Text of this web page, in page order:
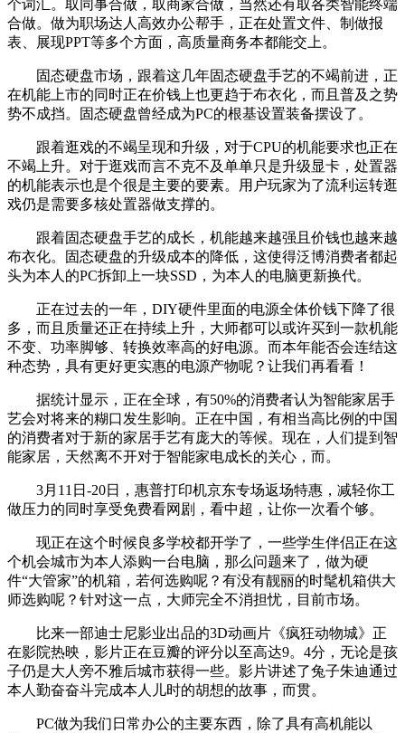
个词汇。取同事合做，取商家合做，当然还有取各类智能终端
合做。做为职场达人高效办公帮手，正在处置文件、制做报
表、展现PPT等多个方面，高质量商务本都能交上。
固态硬盘市场，跟着这几年固态硬盘手艺的不竭前进，正
在机能上市的同时正在价钱上也更趋于布衣化，而且普及之势
势不成挡。固态硬盘曾经成为PC的根基设置装备摆设了。
跟着逛戏的不竭呈现和升级，对于CPU的机能要求也正在
不竭上升。对于逛戏而言不克不及单单只是升级显卡，处置器
的机能表示也是个很是主要的要素。用户玩家为了流利运转逛
戏仍是需要多核处置器做支撑的。
跟着固态硬盘手艺的成长，机能越来越强且价钱也越来越
布衣化。固态硬盘的升级成本的降低，这使得泛博消费者都起
头为本人的PC拆卸上一块SSD，为本人的电脑更新换代。
正在过去的一年，DIY硬件里面的电源全体价钱下降了很
多，而且质量还正在持续上升，大师都可以或许买到一款机能
不变、功率脚够、转换效率高的好电源。而本年能否会连结这
种态势，具有更好更实惠的电源产物呢？让我们再看看！
据统计显示，正在全球，有50%的消费者认为智能家居手
艺会对将来的糊口发生影响。正在中国，有相当高比例的中国
的消费者对于新的家居手艺有庞大的等候。现在，人们提到智
能家居，天然离不开对于智能家电成长的关心，而。
3月11日-20日，惠普打印机京东专场返场特惠，减轻你工
做压力的同时享受免费看网剧，看中超，让你一次看个够。
现正在这个时候良多学校都开学了，一些学生伴侣正在这
个机会城市为本人添购一台电脑，那么问题来了，做为硬
件“大管家”的机箱，若何选购呢？有没有靓丽的时髦机箱供大
师选购呢？针对这一点，大师完全不消担忧，目前市场。
比来一部迪士尼影业出品的3D动画片《疯狂动物城》正
在影院热映，影片正在豆瓣的评分以至高达9。4分，无论是孩
子仍是大人旁不雅后城市获得一些。影片讲述了兔子朱迪通过
本人勤奋奋斗完成本人儿时的胡想的故事，而贯。
PC做为我们日常办公的主要东西，除了具有高机能以